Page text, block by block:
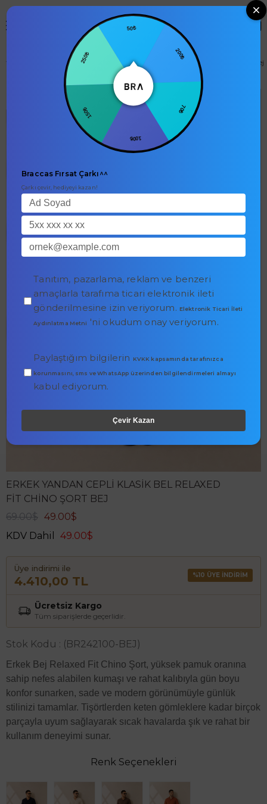
0
Erkek Yandan Cepli Klasik Bel Relaxed Fit Chino Şort Bej
ERKEK YANDAN CEPLI KLASIK BEL RELAXED
FIT CHINO ŞORT BEJ
69.00$ 49.00$
KDV Dahil
49.00$
Üye indirimi ile
4.410,00 TL %10 ÜYE İNDİRİM
Ücretsiz Kargo
Tüm siparişlerde geçerlidir.
Stok Kodu (BR242100-BEJ)
Erkek Bej Relaxed Fit Chino Şort, yüksek pamuk oranına
sahip nefes alabilen kumaşı ve rahat kalıbıyla gün boyu
konfor sunarken, sade ve modern görünümüyle günlük
stilinizi tamamlar. Tişörtlerden keten gömleklere kadar birçok
parçayla uyum sağlayarak sıcak havalarda şık ve rahat bir
kullanım deneyimi sunar.
Renk Seçenekleri
200₺
100₺
250₺
Braccas Fırsat Çarkı^^
Çarkı çevir, hediyeyi kazan!
Tanıtım, pazarlama, reklam ve benzeri
amaçlarla tarafıma ticari elektronik ileti
gönderilmesine izin veriyorum. Elektronik Ticari İleti
Aydınlatma Metni 'ni okudum onay veriyorum.
Paylaştığım bilgilerin KVKK kapsamında tarafınızca
korunmasını, sms ve WhatsApp üzerinden bilgilendirmeleri almayı
kabul ediyorum.
Çevir Kazan